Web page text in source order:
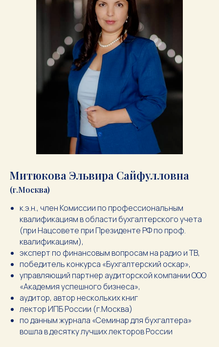
Митюкова Эльвира Сайфулловна
(г.Москва)
к.э.н., член Комиссии по профессиональным
квалификациям в области бухгалтерского учета
(при Нацсовете при Президенте РФ по проф.
квалификациям),
эксперт по финансовым вопросам на радио и ТВ,
победитель конкурса «Бухгалтерский оскар»,
управляющий партнер аудиторской компании ООО
«Академия успешного бизнеса»,
аудитор, автор нескольких книг
лектор ИПБ России (г.Москва)
по данным журнала «Семинар для бухгалтера»
вошла в десятку лучших лекторов России